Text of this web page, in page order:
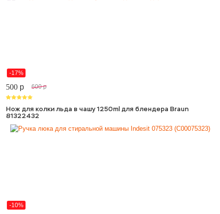
-17%
500 p 600 p
Нож для колки льда в чашу 1250ml для блендера Braun
81322432
-10%